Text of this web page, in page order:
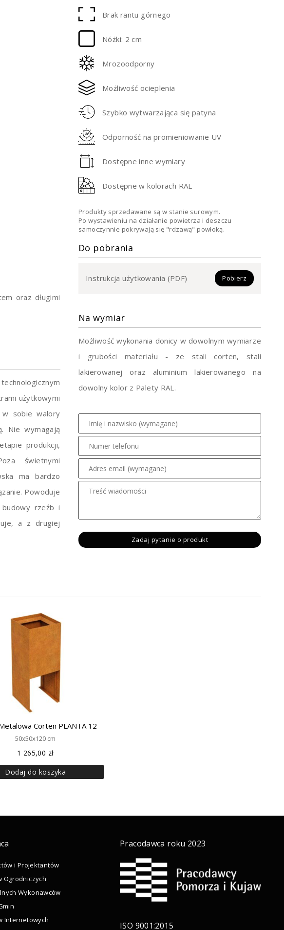
oraz długimi
użytkowymi
w sobie walory
Nie wymagają
produkcji,
świetnymi
ma bardzo
Powoduje
rzeźb i
a z drugiej
Brak rantu górnego
Nóżki: 2 cm
Mrozoodporny
Możliwość ocieplenia
Szybko wytwarzająca się patyna
Odporność na promieniowanie UV
Dostępne inne wymiary
Dostępne w kolorach RAL
Produkty sprzedawane są w stanie surowym.
Po wystawieniu na działanie powietrza i deszczu
samoczynnie pokrywają się "rdzawą" powłoką.
Do pobrania
Instrukcja użytkowania (PDF) Pobierz
Na wymiar
Możliwość wykonania donicy w dowolnym wymiarze
i grubości materiału - ze stali corten, stali
lakierowanej oraz aluminium lakierowanego na
dowolny kolor z Palety RAL.
Corten PLANTA 12
50x50x120 cm
1 265,00 zł
Dodaj do koszyka
i Projektantów
Ogrodniczych
Wykonawców
Internetowych
Pracodawca roku 2023
ISO 9001:2015